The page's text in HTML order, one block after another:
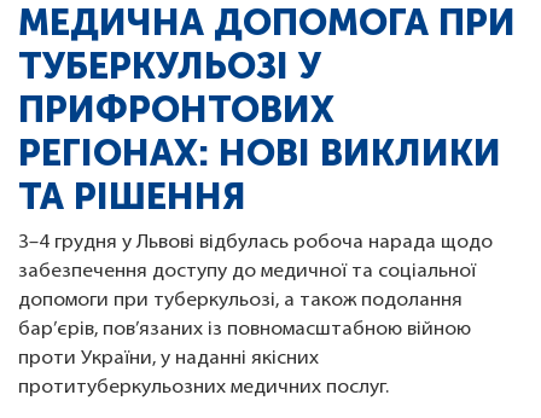
МЕДИЧНА ДОПОМОГА ПРИ
ТУБЕРКУЛЬОЗІ У
ПРИФРОНТОВИХ
РЕГІОНАХ: НОВІ ВИКЛИКИ
ТА РІШЕННЯ
3–4 грудня у Львові відбулась робоча нарада щодо
забезпечення доступу до медичної та соціальної
допомоги при туберкульозі, а також подолання
бар’єрів, пов’язаних із повномасштабною війною
проти України, у наданні якісних
протитуберкульозних медичних послуг.